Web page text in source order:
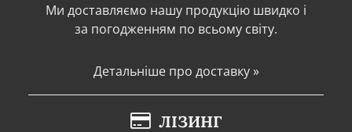
Ми доставляємо нашу продукцію швидко і
за погодженням по всьому світу.
Детальніше про доставку »
ЛІЗИНГ